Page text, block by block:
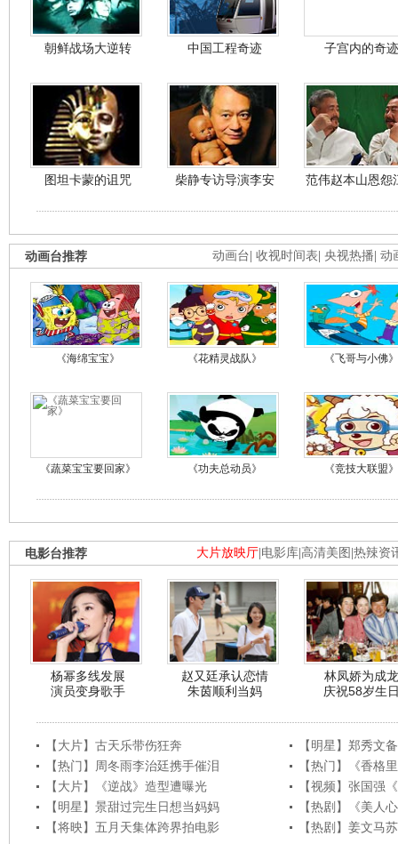
朝鲜战场大逆转 中国工程奇迹 子宫内的奇迹
图坦卡蒙的诅咒 柴静专访导演李安 范伟赵本山恩怨
动画台 收视时间表 央视热播 动
动画台推荐
《海绵宝宝》 《花精灵战队》 《飞哥与小佛》
《蔬菜宝宝要回家》 《功夫总动员》 《竞技大联盟》
大片放映厅 电影库 高清美图 热辣资
电影台推荐
杨幂多线发展
演员变身歌手
赵又廷承认恋情
朱茵顺利当妈
林凤娇为成龙
庆祝58岁生
【大片】古天乐带伤狂奔
【明星】郑秀文
【热门】周冬雨李治廷携手催泪
【热门】《香格
【大片】《逆战》造型遭曝光
【视频】张国强
【明星】景甜过完生日想当妈妈
【热剧】《美人
【将映】五月天集体跨界拍电影
【热剧】姜文马